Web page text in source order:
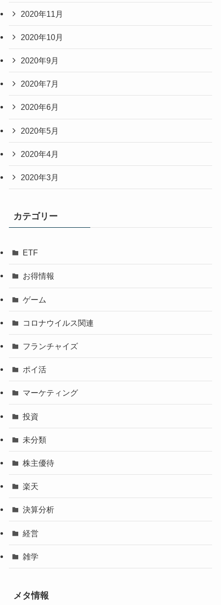
2020年11月
2020年10月
2020年9月
2020年7月
2020年6月
2020年5月
2020年4月
2020年3月
カテゴリー
ETF
お得情報
ゲーム
コロナウイルス関連
フランチャイズ
ポイ活
マーケティング
投資
未分類
株主優待
楽天
決算分析
経営
雑学
メタ情報